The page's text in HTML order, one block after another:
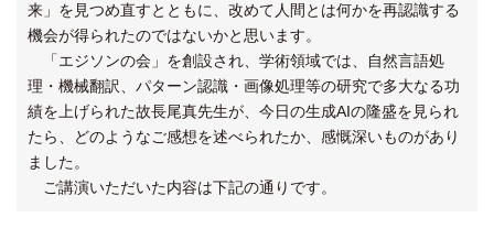
来」を見つめ直すとともに、改めて人間とは何かを再認識する
機会が得られたのではないかと思います。
「エジソンの会」を創設され、学術領域では、自然言語処
理・機械翻訳、パターン認識・画像処理等の研究で多大なる功
績を上げられた故長尾真先生が、今日の生成AIの隆盛を見られ
たら、どのようなご感想を述べられたか、感慨深いものがあり
ました。
ご講演いただいた内容は下記の通りです。